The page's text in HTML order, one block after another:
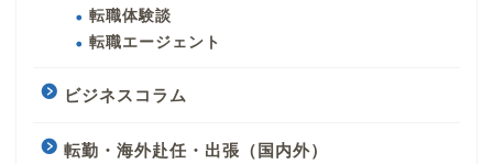
転職体験談
転職エージェント
ビジネスコラム
転勤・海外赴任・出張（国内外）